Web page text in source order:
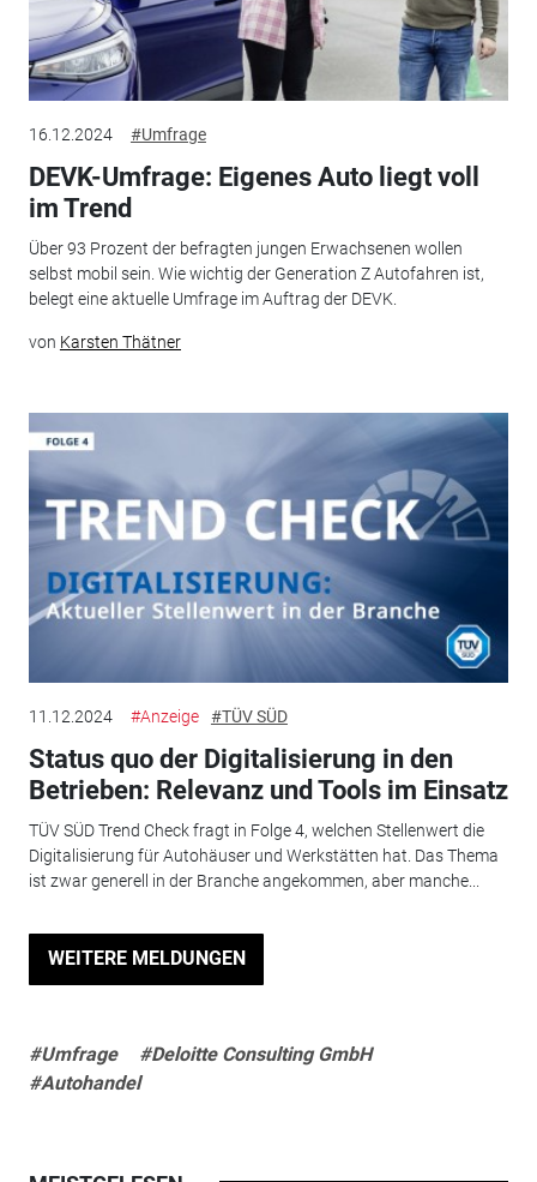
16.12.2024 #Umfrage
DEVK-Umfrage: Eigenes Auto liegt voll
im Trend
Über 93 Prozent der befragten jungen Erwachsenen wollen
selbst mobil sein. Wie wichtig der Generation Z Autofahren ist,
belegt eine aktuelle Umfrage im Auftrag der DEVK.
von Karsten Thätner
11.12.2024 #Anzeige #TÜV SÜD
Status quo der Digitalisierung in den
Betrieben: Relevanz und Tools im Einsatz
TÜV SÜD Trend Check fragt in Folge 4, welchen Stellenwert die
Digitalisierung für Autohäuser und Werkstätten hat. Das Thema
ist zwar generell in der Branche angekommen, aber manche...
WEITERE MELDUNGEN
#Umfrage
#Deloitte Consulting GmbH
#Autohandel